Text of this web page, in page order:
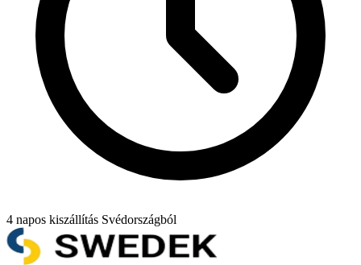
4 napos kiszállítás Svédországból